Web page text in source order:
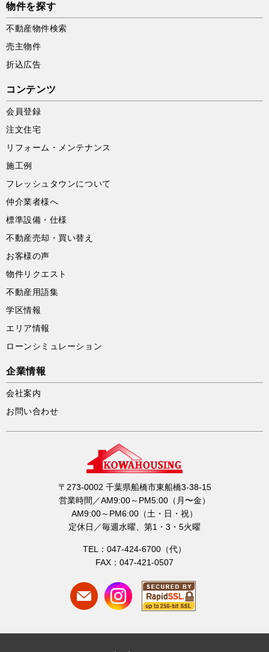
物件を探す
不動産物件検索
売主物件
折込広告
コンテンツ
会員登録
注文住宅
リフォーム・メンテナンス
施工例
フレッシュタウンについて
仲介業者様へ
標準設備・仕様
不動産売却・買い替え
お客様の声
物件リクエスト
不動産用語集
学区情報
エリア情報
ローンシミュレーション
企業情報
会社案内
お問い合わせ
〒273-0002 千葉県船橋市東船橋3-38-15
営業時間／AM9:00～PM5:00（月〜金）
AM9:00～PM6:00（土・日・祝）
定休日／毎週水曜、第1・3・5火曜
TEL：047-424-6700（代）
FAX：047-421-0507